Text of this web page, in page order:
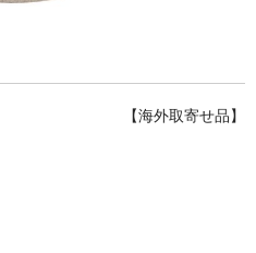
【海外取寄せ品】